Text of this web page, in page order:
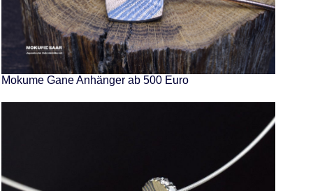
Mokume Gane Anhänger ab 500 Euro